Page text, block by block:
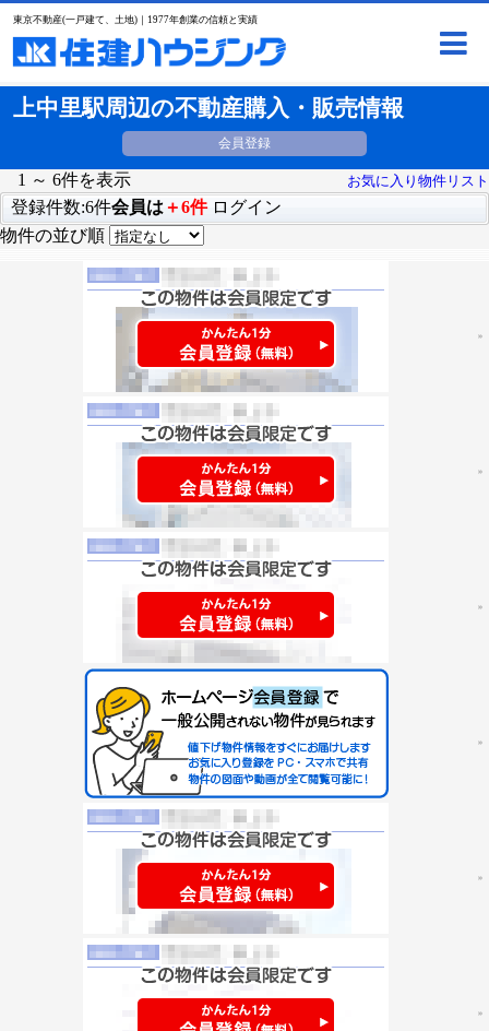
東京不動産(一戸建て、土地)｜1977年創業の信頼と実績
上中里駅周辺の不動産購入・販売情報
会員登録
1 ～ 6件を表示 お気に入り物件リスト
登録件数:6件会員は ＋6件 ログイン
物件の並び順